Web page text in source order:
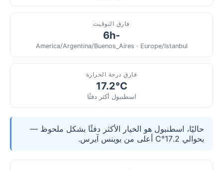
فارق التوقيت
-6h
America/Argentina/Buenos_Aires · Europe/Istanbul
فارق درجة الحرارة
17.2°C
اسطنبول أكثر دفئًا
حاليًا، اسطنبول هو الخيار الأكثر دفئًا بشكل ملحوظ —
بحوالي 17.2°C أعلى من بوينس آيرس.